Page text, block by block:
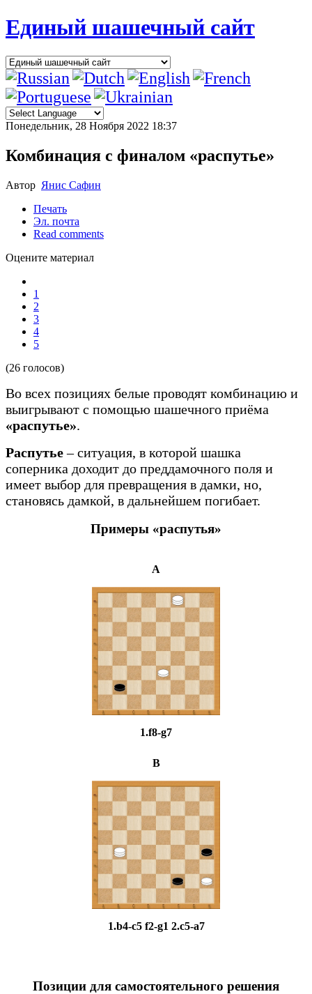
Единый шашечный сайт
Понедельник, 28 Ноября 2022 18:37
Комбинация с финалом «распутье»
Автор Янис Сафин
Печать
Эл. почта
Read comments
Оцените материал
1
2
3
4
5
(26 голосов)
Во всех позициях белые проводят комбинацию и
выигрывают с помощью шашечного приёма
«распутье».
Распутье– ситуация, в которой шашка
соперника доходит до преддамочного поля и
имеет выбор для превращения в дамки, но,
становясь дамкой, в дальнейшем погибает.
Примеры «распутья»
A
1.f8-g7
B
1.b4-c5 f2-g1 2.c5-a7
Позиции для самостоятельного решения